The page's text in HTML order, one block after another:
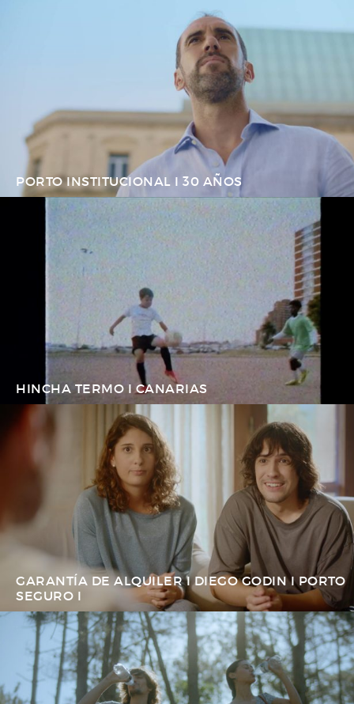
PORTO INSTITUCIONAL I 30 AÑOS
HINCHA TERMO I CANARIAS
GARANTÍA DE ALQUILER I DIEGO GODIN I PORTO
SEGURO I